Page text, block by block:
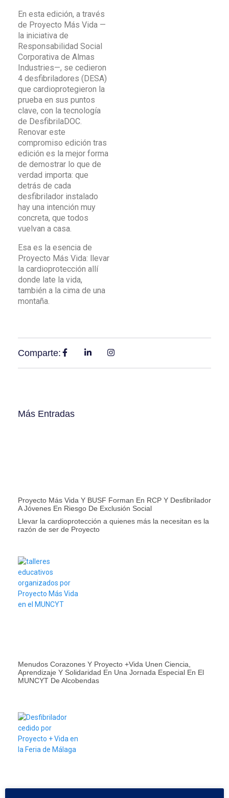
En esta edición, a través
de Proyecto Más Vida —
la iniciativa de
Responsabilidad Social
Corporativa de Almas
Industries—, se cedieron
4 desfibriladores (DESA)
que cardioprotegieron la
prueba en sus puntos
clave, con la tecnología
de DesfibrilaDOC.
Renovar este
compromiso edición tras
edición es la mejor forma
de demostrar lo que de
verdad importa: que
detrás de cada
desfibrilador instalado
hay una intención muy
concreta, que todos
vuelvan a casa.
Esa es la esencia de
Proyecto Más Vida: llevar
la cardioprotección allí
donde late la vida,
también a la cima de una
montaña.
Comparte:
Más Entradas
Proyecto Más Vida Y BUSF Forman En RCP Y Desfibrilador
A Jóvenes En Riesgo De Exclusión Social
Llevar la cardioprotección a quienes más la necesitan es la
razón de ser de Proyecto
Menudos Corazones Y Proyecto +Vida Unen Ciencia,
Aprendizaje Y Solidaridad En Una Jornada Especial En El
MUNCYT De Alcobendas